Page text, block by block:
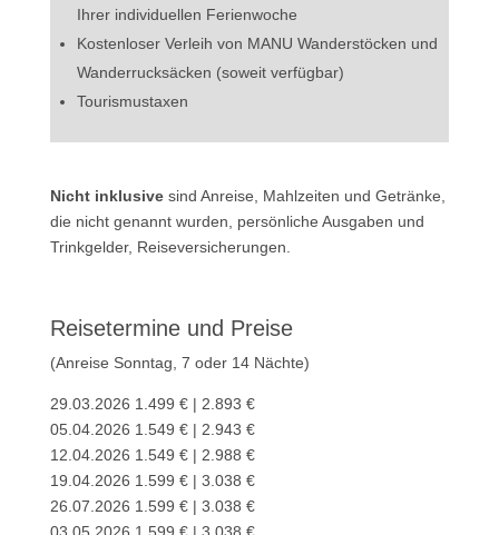
Ihrer individuellen Ferienwoche
Kostenloser Verleih von MANU Wanderstöcken und
Wanderrucksäcken (soweit verfügbar)
Tourismustaxen
Nicht inklusivesind Anreise, Mahlzeiten und Getränke,
die nicht genannt wurden, persönliche Ausgaben und
Trinkgelder, Reiseversicherungen.
Reisetermine und Preise
(Anreise Sonntag, 7 oder 14 Nächte)
29.03.2026 1.499 € | 2.893 €
05.04.2026 1.549 € | 2.943 €
12.04.2026 1.549 € | 2.988 €
19.04.2026 1.599 € | 3.038 €
26.07.2026 1.599 € | 3.038 €